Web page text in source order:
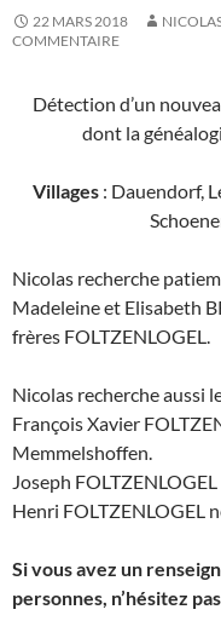
22 MARS 2018
COMMENTAIRE
Détection d’un
dont la
Villages : Dauendorf,
Nicolas recherche
Madeleine et Elisabeth
frères FOLTZENLOGEL.
Nicolas recherche aussi
François Xavier
Memmelshoffen.
Joseph
Henri FOLTZENLOGEL
Si vous avez un
personnes, n’hésitez